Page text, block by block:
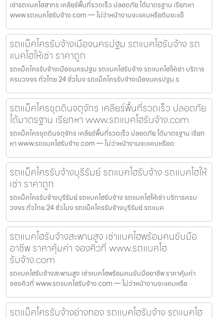
เช่ารถแบคโฮสาทร เคลียร์พื้นที่รวดเร็ว ปลอดภัย ได้มาตรฐาน เรียกหา
www.รถแบคโฮรับจ้าง.com — ไม่ว่าหน้างานจะแคบหรือดินจะแข็
รถแม็คโครรับจ้างเมืองนครปฐม รถแบคโฮรับจ้าง รถ
แบคโฮให้เช่า ราคาถูก
รถแม็คโครรับจ้างเมืองนครปฐม รถแบคโฮรับจ้าง รถแบคโฮให้เช่า บริการ
ครบวงจร ทั่วไทย 24 ชั่วโมง รถแม็คโครรับจ้างเมืองนครปฐม ร
รถแม็คโครขุดดินจตุจักร เคลียร์พื้นที่รวดเร็ว ปลอดภัย
ได้มาตรฐาน เรียกหา www.รถแบคโฮรับจ้าง.com
รถแม็คโครขุดดินจตุจักร เคลียร์พื้นที่รวดเร็ว ปลอดภัย ได้มาตรฐาน เรียก
หา www.รถแบคโฮรับจ้าง.com — ไม่ว่าหน้างานจะแคบหรือด
รถแม็คโครรับจ้างบุรีรัมย์ รถแบคโฮรับจ้าง รถแบคโฮให้
เช่า ราคาถูก
รถแม็คโครรับจ้างบุรีรัมย์ รถแบคโฮรับจ้าง รถแบคโฮให้เช่า บริการครบ
วงจร ทั่วไทย 24 ชั่วโมง รถแม็คโครรับจ้างบุรีรัมย์ รถแบค
รถแบคโฮรับจ้างสะพานสูง เช่าแบคโฮพร้อมคนขับมือ
อาชีพ ราคาคุ้มค่า จองคิวที่ www.รถแบคโฮ
รับจ้าง.com
รถแบคโฮรับจ้างสะพานสูง เช่าแบคโฮพร้อมคนขับมืออาชีพ ราคาคุ้มค่า
จองคิวที่ www.รถแบคโฮรับจ้าง.com — ไม่ว่าหน้างานจะแคบหรือ
รถแม็คโครรับจ้างอ่างทอง รถแบคโฮรับจ้าง รถแบคโฮ